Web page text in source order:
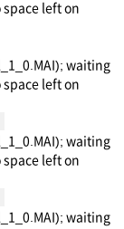
space left on
waiting
space left on
waiting
space left on
waiting